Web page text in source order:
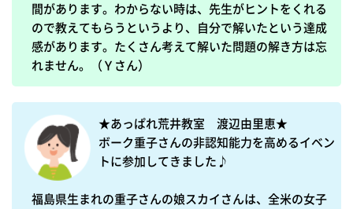
間があります。わからない時は、先生がヒントをくれる
ので教えてもらうというより、自分で解いたという達成
感があります。たくさん考えて解いた問題の解き方は忘
れません。（Ｙさん）
★あっぱれ荒井教室　渡辺由里恵★
ボーク重子さんの非認知能力を高めるイベン
トに参加してきました♪
福島県生まれの重子さんの娘スカイさんは、全米の女子